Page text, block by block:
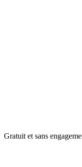
Gratuit et sans